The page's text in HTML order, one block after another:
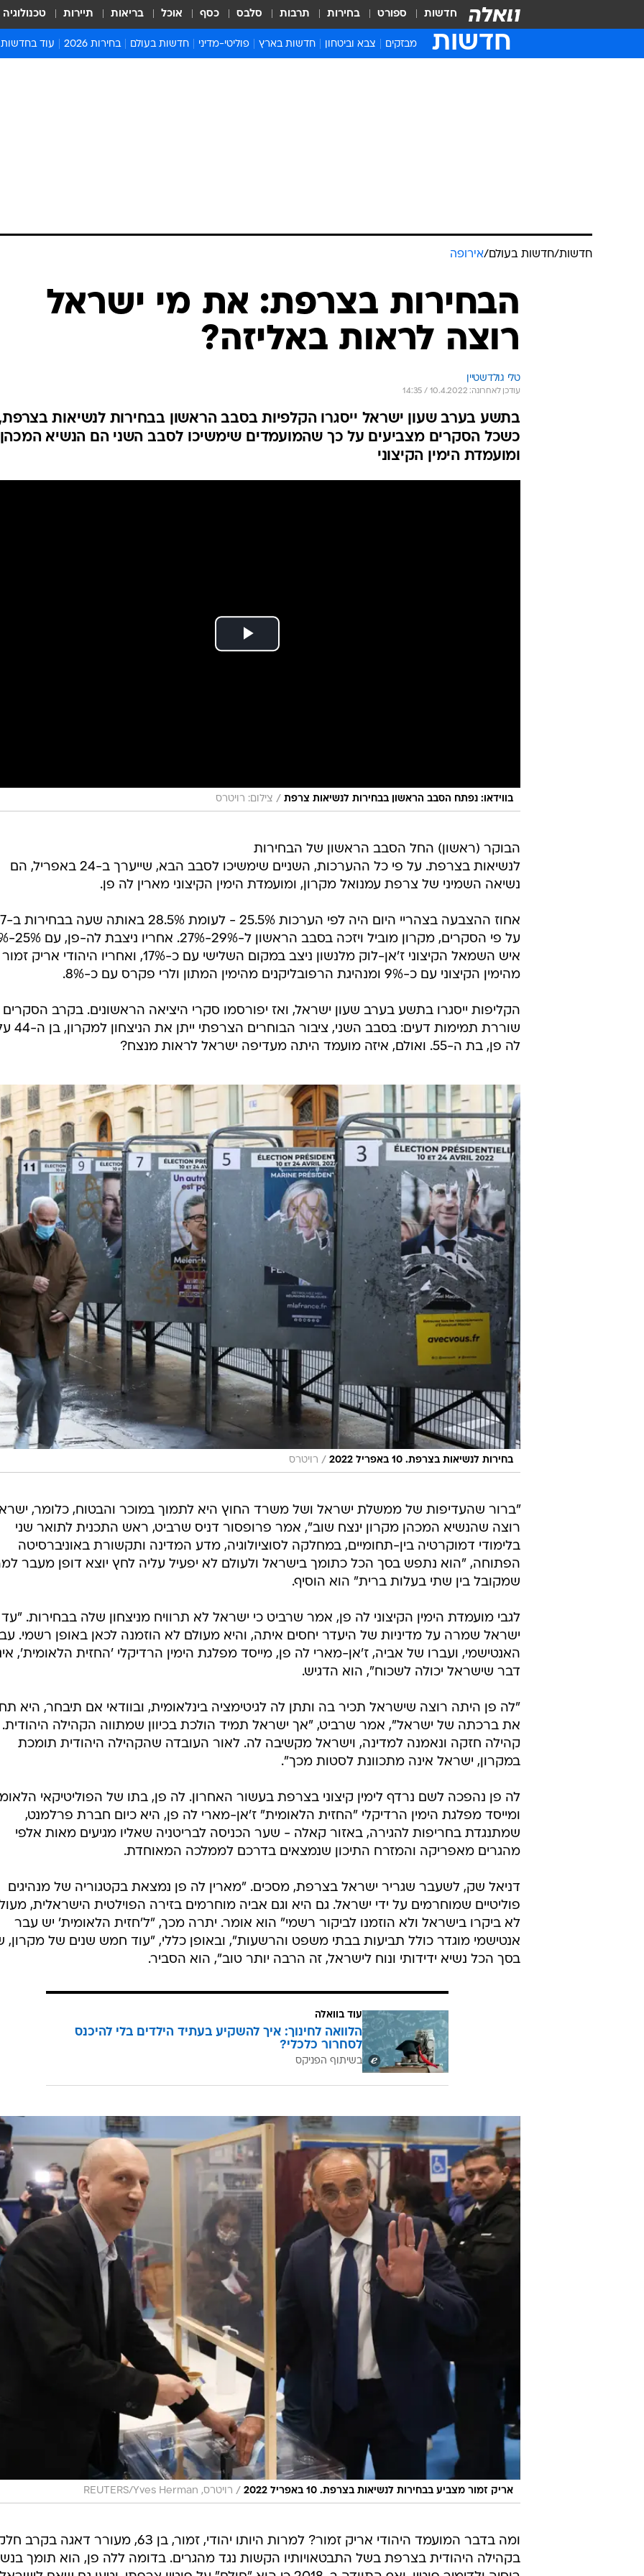
חדשות ספורט בחירות תרבות סלבס כסף אוכל בריאות תיירות טכנולוגיה
חדשות מבזקים צבא וביטחון חדשות בארץ פוליטי-מדיני חדשות בעולם בחירות 2026 עוד בחדשות
חדשות
חדשות/חדשות בעולם/אירופה
הבחירות בצרפת: את מי ישראל
רוצה לראות באליזה?
טלי גולדשטיין
עודכן לאחרונה: 10.4.2022 / 14:35
בתשע בערב שעון ישראל ייסגרו הקלפיות בסבב הראשון בבחירות לנשיאות
כשכל הסקרים מצביעים על כך שהמועמדים שימשיכו לסבב השני הם הנשיא המכהן
ומועמדת הימין הקיצוני
בווידאו: נפתח הסבב הראשון בבחירות לנשיאות צרפת / צילום: רויטרס
הבוקר (ראשון) החל הסבב הראשון של הבחירות
לנשיאות בצרפת. על פי כל ההערכות, השניים שימשיכו לסבב הבא, שייערך ב-24 באפריל, הם
נשיאה השמיני של צרפת עמנואל מקרון, ומועמדת הימין הקיצוני מארין לה פן.
אחוז ההצבעה בצהריי היום היה לפי הערכות 25.5% - לעומת 28.5% באותה שעה בבחירות ב-2017.
איש השמאל הקיצוני ז'אן-לוק מלנשון ניצב במקום השלישי עם כ-17%, ואחריו היהודי אריק זמור
מהימין הקיצוני עם כ-9% ומנהיגת הרפובליקנים מהימין המתון ולרי פקרס עם כ-8%.
הקליפות ייסגרו בתשע בערב שעון ישראל, ואז יפורסמו סקרי היציאה הראשונים. בקרב הסקרים
שוררת תמימות דעים:
לה פן, בת ה-55. ואולם, איזה מועמד היתה מעדיפה ישראל לראות מנצח?
בחירות לנשיאות בצרפת. 10 באפריל 2022 / רויטרס
"ברור שהעדיפות של ממשלת ישראל ושל משרד החוץ היא לתמוך במוכר והבטוח, כלומר,
רוצה שהנשיא המכהן מקרון ינצח שוב", אמר פרופסור דניס שרביט, ראש התכנית לתואר שני
בלימודי דמוקרטיה בין-תחומיים, במחלקה לסוציולוגיה, מדע המדינה ותקשורת באוניברסיטה
הפתוחה, "הוא נתפש בסך הכל כתומך בישראל ולעולם לא יפעיל עליה לחץ יוצא דופן מעבר
שמקובל בין שתי בעלות ברית" הוא הוסיף.
לגבי מועמדת הימין הקיצוני לה פן, אמר שרביט כי ישראל לא תרוויח מניצחון שלה בבחירות. "עד
ישראל שמרה על מדיניות של היעדר יחסים איתה, והיא מעולם לא הוזמנה לכאן באופן רשמי.
האנטישמי, ועברו של אביה, ז'אן-מארי לה פן, מייסד מפלגת הימין הרדיקלי 'החזית הלאומית',
דבר שישראל יכולה לשכוח", הוא הדגיש.
"לה פן היתה רוצה שישראל תכיר בה ותתן לה לגיטימציה בינלאומית, ובוודאי אם תיבחר, היא
את ברכתה של ישראל", אמר שרביט, "אך ישראל תמיד הולכת בכיוון שמתווה הקהילה
קהילה חזקה ונאמנה למדינה, וישראל מקשיבה לה. לאור העובדה שהקהילה היהודית תומכת
במקרון, ישראל אינה מתכוונת לסטות מכך".
לה פן נהפכה לשם נרדף לימין קיצוני בצרפת בעשור האחרון. לה פן, בתו של הפוליטיקאי
ומייסד מפלגת הימין הרדיקלי "החזית הלאומית" ז'אן-מארי לה פן, היא כיום חברת פרלמנט,
שמתנגדת בחריפות להגירה, באזור קאלה - שער הכניסה לבריטניה שאליו מגיעים מאות אלפי
מהגרים מאפריקה והמזרח התיכון שנמצאים בדרכם לממלכה המאוחדת.
דניאל שק, לשעבר שגריר ישראל בצרפת, מסכים. "מארין לה פן נמצאת בקטגוריה של מנהיגים
פוליטיים שמוחרמים על ידי ישראל. גם היא וגם אביה מוחרמים בזירה הפוילטית הישראלית,
לא ביקרו בישראל ולא הוזמנו לביקור רשמי" הוא אומר. יתרה מכך, "ל'חזית הלאומית' יש עבר
אנטישמי מוגדר כולל תביעות בבתי משפט והרשעות", ובאופן כללי, "עוד חמש שנים של מקרון,
בסך הכל נשיא ידידותי ונוח לישראל, זה הרבה יותר טוב", הוא הסביר.
עוד בוואלה
הלוואה לחינוך: איך להשקיע בעתיד הילדים בלי להיכנס
לסחרור כלכלי?
בשיתוף הפניקס
אריק זמור מצביע בבחירות לנשיאות בצרפת. 10 באפריל 2022 / רויטרס, REUTERS/Yves Herman
ומה בדבר המועמד היהודי אריק זמור? למרות היותו יהודי, זמור, בן 63, מעורר דאגה
בקהילה היהודית בצרפת בשל התבטאויותיו הקשות נגד מהגרים. בדומה ללה פן, הוא תומך